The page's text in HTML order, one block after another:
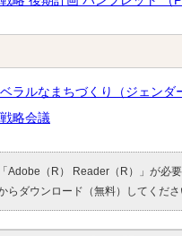
ラルなまちづくり（ジェンダ
略会議
Adobe（R） Reader（R）」が必
らダウンロード（無料）してくださ